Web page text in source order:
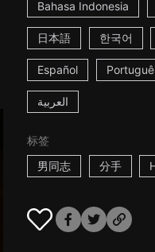
Bahasa Indonesia
日本語 한국어
Español
العربية
标签
男同志
分手